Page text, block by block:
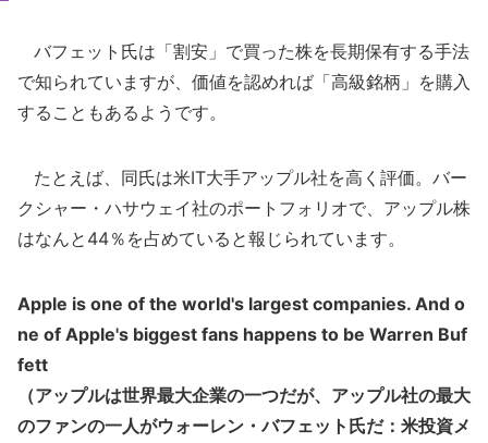
バフェット氏は「割安」で買った株を長期保有する手法
で知られていますが、価値を認めれば「高級銘柄」を購入
することもあるようです。
たとえば、同氏は米IT大手アップル社を高く評価。バー
クシャー・ハサウェイ社のポートフォリオで、アップル株
はなんと44％を占めていると報じられています。
Apple is one of the world's largest companies. And o
ne of Apple's biggest fans happens to be Warren Buf
fett
（アップルは世界最大企業の一つだが、アップル社の最大
のファンの一人がウォーレン・バフェット氏だ：米投資メ